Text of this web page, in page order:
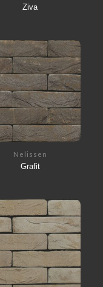
Ziva
Nelissen
Grafit